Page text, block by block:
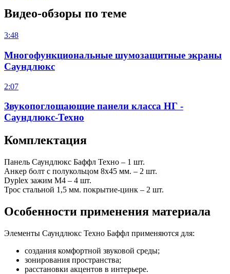
Видео-обзоры по теме
3:48
Многофункциональные шумозащитные экраны
Саундлюкс
2:07
Звукопоглощающие панели класса НГ -
Саундлюкс-Техно
Комплектация
Панель Саундлюкс Баффл Техно – 1 шт.
Анкер болт с полукольцом 8х45 мм. – 2 шт.
Dyplex зажим M4 – 4 шт.
Трос стальной 1,5 мм. покрытие-цинк – 2 шт.
Особенности применения материала
Элементы Саундлюкс Техно Баффл применяются для:
создания комфортной звуковой среды;
зонирования пространства;
расстановки акцентов в интерьере.